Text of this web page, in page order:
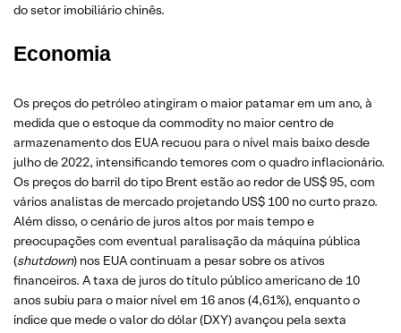
do setor imobiliário chinês.
Economia
Os preços do petróleo atingiram o maior patamar em um ano, à
medida que o estoque da commodity no maior centro de
armazenamento dos EUA recuou para o nível mais baixo desde
julho de 2022, intensificando temores com o quadro inflacionário.
Os preços do barril do tipo Brent estão ao redor de US$ 95, com
vários analistas de mercado projetando US$ 100 no curto prazo.
Além disso, o cenário de juros altos por mais tempo e
preocupações com eventual paralisação da máquina pública
(shutdown) nos EUA continuam a pesar sobre os ativos
financeiros. A taxa de juros do título público americano de 10
anos subiu para o maior nível em 16 anos (4,61%), enquanto o
índice que mede o valor do dólar (DXY) avançou pela sexta